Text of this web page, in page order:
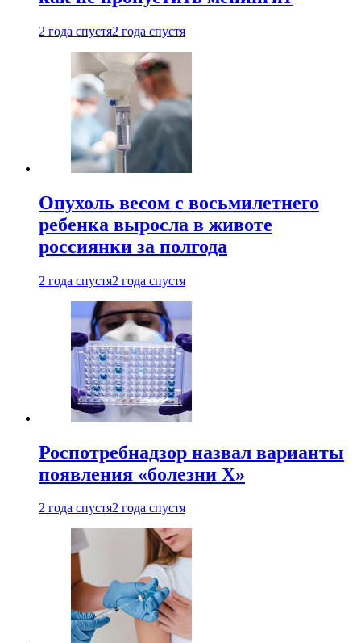
2 года спустя2 года спустя
Опухоль весом с восьмилетнего
ребенка выросла в животе
россиянки за полгода
2 года спустя2 года спустя
Роспотребнадзор назвал варианты
появления «болезни Х»
2 года спустя2 года спустя